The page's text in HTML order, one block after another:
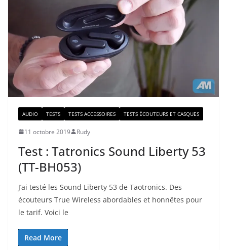
AUDIO TESTS TESTS ACCESSOIRES TESTS ÉCOUTEURS ET CASQUES
11 octobre 2019 Rudy
Test : Tatronics Sound Liberty 53
(TT-BH053)
J’ai testé les Sound Liberty 53 de Taotronics. Des
écouteurs True Wireless abordables et honnêtes pour
le tarif. Voici le
Read More